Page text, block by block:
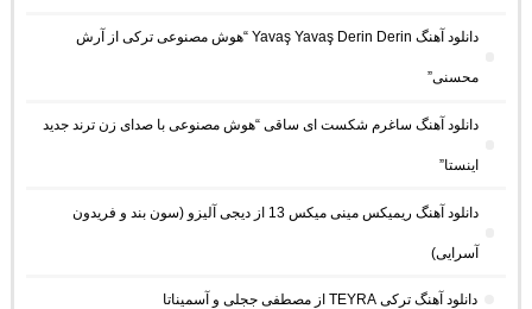
دانلود آهنگ Yavaş Yavaş Derin Derin “هوش مصنوعی ترکی از آرش
محسنی”
دانلود آهنگ ساغرم شکست ای ساقی “هوش مصنوعی با صدای زن ترند جدید
اینستا”
دانلود آهنگ ریمیکس مینی میکس 13 از دیجی آلیزو (سون بند و فریدون
آسرایی)
دانلود آهنگ ترکی TEYRA از مصطفی ججلی و آسمیناتا